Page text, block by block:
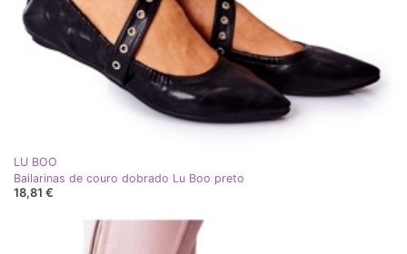
LU BOO
Bailarinas de couro dobrado Lu Boo preto
18,81 €